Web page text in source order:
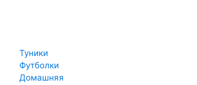
Туники
Футболки
Домашняя